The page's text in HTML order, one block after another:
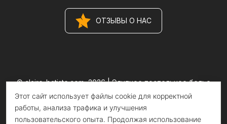
ОТЗЫВЫ О НАС
© claire-batiste.com, 2026 |Элитное постельное белье
Информация на сайте носит информационный характер и не
является публичной офертой
Этот сайт использует файлы cookie для корректной
работы, анализа трафика и улучшения
пользовательского опыта. Продолжая использование